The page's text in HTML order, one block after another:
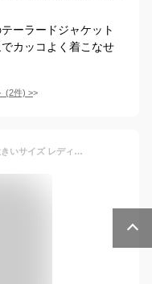
ーラードジャケット
カッコよく着こなせ
(2件) >
【4h限定全品20％オフクーポン】 大きいサイズ レディース アウター | コットンリネン 長袖 ダブルジャケット 綿麻 _ アウター テーラードジャケット ジャケット LL 3L 4L 5L 6L 夏 夏物 夏服 夏用 ぽっちゃり かわいい おしゃれ カジュアル ナチュラル [447093/205012]